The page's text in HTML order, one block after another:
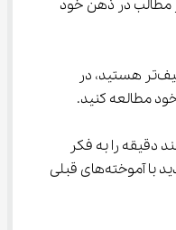
از مطالب در ذهن خود
موضوعاتی را که در آن‌ها ضعیف‌تر هستید، در
دقیقه را به فکر
کردن درباره ارتباط مطلب جدید با آموخته‌های قبلی